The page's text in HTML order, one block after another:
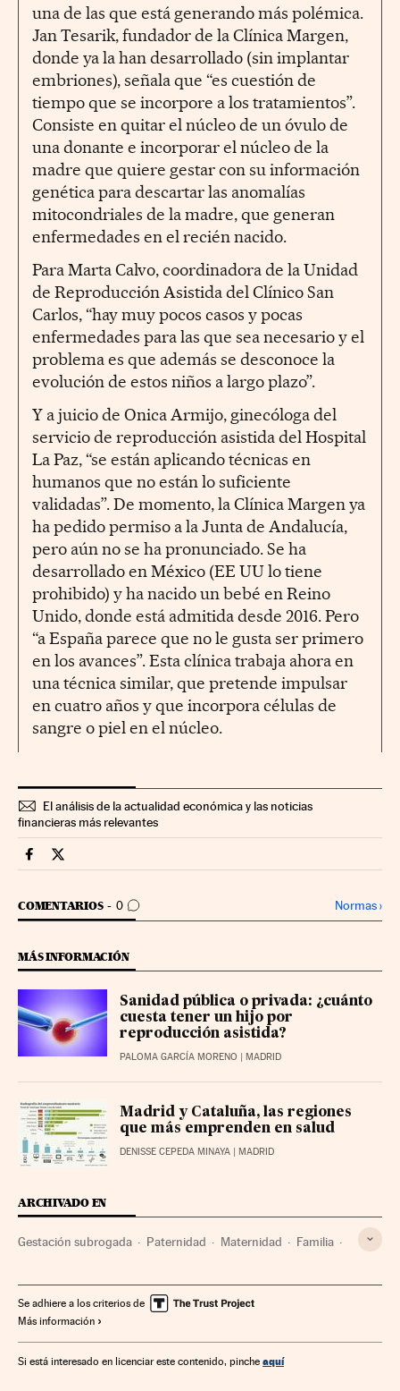
una de las que está generando más polémica.
Jan Tesarik, fundador de la Clínica Margen,
donde ya la han desarrollado (sin implantar
embriones), señala que “es cuestión de
tiempo que se incorpore a los tratamientos”.
Consiste en quitar el núcleo de un óvulo de
una donante e incorporar el núcleo de la
madre que quiere gestar con su información
genética para descartar las anomalías
mitocondriales de la madre, que generan
enfermedades en el recién nacido.
Para Marta Calvo, coordinadora de la Unidad
de Reproducción Asistida del Clínico San
Carlos, “hay muy pocos casos y pocas
enfermedades para las que sea necesario y el
problema es que además se desconoce la
evolución de estos niños a largo plazo”.
Y a juicio de Onica Armijo, ginecóloga del
servicio de reproducción asistida del Hospital
La Paz, “se están aplicando técnicas en
humanos que no están lo suficiente
validadas”. De momento, la Clínica Margen ya
ha pedido permiso a la Junta de Andalucía,
pero aún no se ha pronunciado. Se ha
desarrollado en México (EE UU lo tiene
prohibido) y ha nacido un bebé en Reino
Unido, donde está admitida desde 2016. Pero
“a España parece que no le gusta ser primero
en los avances”. Esta clínica trabaja ahora en
una técnica similar, que pretende impulsar
en cuatro años y que incorpora células de
sangre o piel en el núcleo.
El análisis de la actualidad económica y las noticias
financieras más relevantes
Companias Cinco Días en Facebook
Companias Cinco Días en Twitter
COMENTARIOS 0
IR A LOS COMENTARIOS Normas›
MÁS INFORMACIÓN
Sanidad pública o privada: ¿cuánto
cuesta tener un hijo por
reproducción asistida?
PALOMA GARCÍA MORENO | MADRID
Madrid y Cataluña, las regiones
que más emprenden en salud
DENISSE CEPEDA MINAYA | MADRID
ARCHIVADO EN
Gestación subrogada Paternidad Maternidad Familia
Reproducción Medicina Salud
Se adhiere a los criterios de
Más información
Si está interesado en licenciar este contenido, pinche aquí